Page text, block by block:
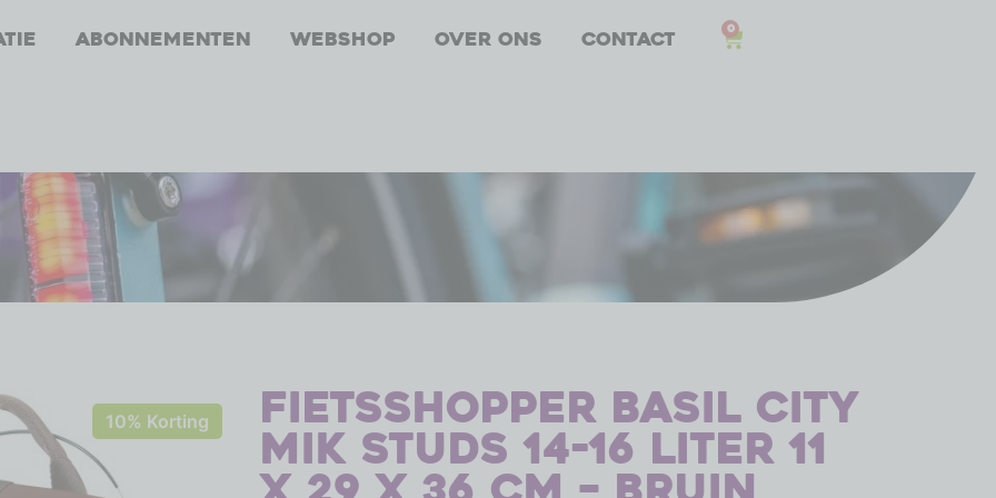
Abonnementen Webshop Over ons Contact 0
10% Korting Fietsshopper Basil City
MIK Studs 14-16 liter 11